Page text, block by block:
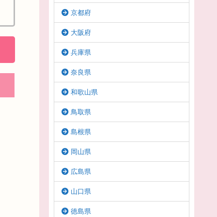
京都府
大阪府
兵庫県
奈良県
和歌山県
鳥取県
島根県
岡山県
広島県
山口県
徳島県